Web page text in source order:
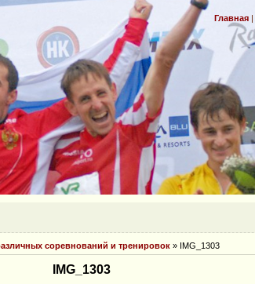
Главная |
соревнований и тренировок » IMG_1303
IMG_1303